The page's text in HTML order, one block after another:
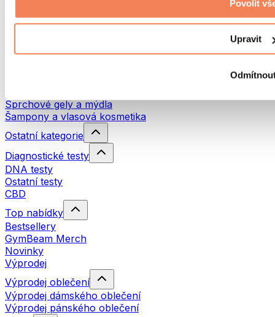
Povolit
Upravit
Red Light Therapy
Vodní filtry a konvice
Sprchové gely a mýdla
Šampony a vlasová kosmetika
Ostatní kategorie
Diagnostické testy
DNA testy
Ostatní testy
CBD
Top nabídky
Bestsellery
GymBeam Merch
Novinky
Výprodej
Výprodej oblečení
Výprodej dámského oblečení
Výprodej pánského oblečení